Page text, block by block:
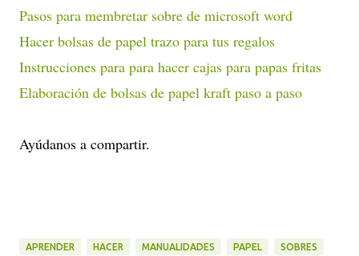
Pasos para membretar sobre de microsoft word
Hacer bolsas de papel trazo para tus regalos
Instrucciones para para hacer cajas para papas fritas
Elaboración de bolsas de papel kraft paso a paso
Ayúdanos a compartir.
APRENDER HACER MANUALIDADES PAPEL SOBRES